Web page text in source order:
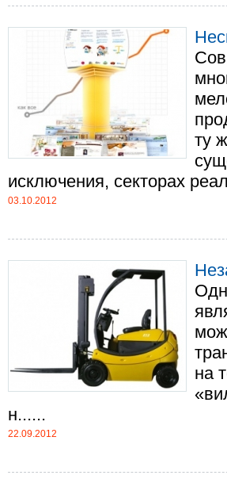
ту
исключения, секторах
03.10.2012
на
н......
22.09.2012